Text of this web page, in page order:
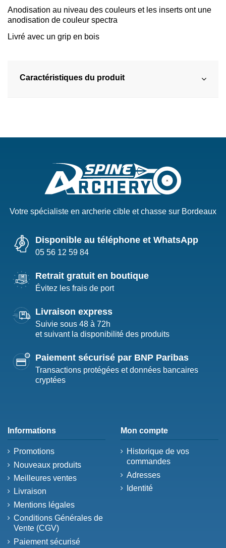
Anodisation au niveau des couleurs et les inserts ont une
anodisation de couleur spectra
Livré avec un grip en bois
Caractéristiques du produit
Votre spécialiste en archerie cible et chasse sur Bordeaux
Disponible au téléphone et WhatsApp
05 56 12 59 84
Retrait gratuit en boutique
Évitez les frais de port
Livraison express
Suivie sous 48 à 72h
et suivant la disponibilité des produits
Paiement sécurisé par BNP Paribas
Transactions protégées et données bancaires
cryptées
Informations
Promotions
Nouveaux produits
Meilleures ventes
Livraison
Mentions légales
Conditions Générales de
Vente (CGV)
Paiement sécurisé
Mon compte
Historique de vos
commandes
Adresses
Identité